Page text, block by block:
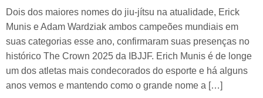
Dois dos maiores nomes do jiu-jítsu na atualidade, Erick
Munis e Adam Wardziak ambos campeões mundiais em
suas categorias esse ano, confirmaram suas presenças no
histórico The Crown 2025 da IBJJF. Erich Munis é de longe
um dos atletas mais condecorados do esporte e há alguns
anos vemos e mantendo como o grande nome a […]